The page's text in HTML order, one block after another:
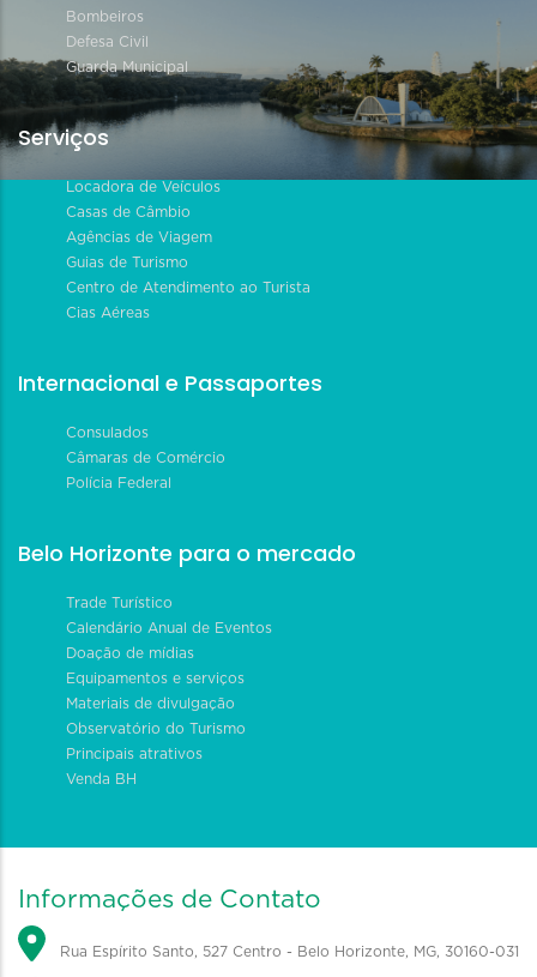
Bombeiros
Defesa Civil
Guarda Municipal
Serviços
Locadora de Veículos
Casas de Câmbio
Agências de Viagem
Guias de Turismo
Centro de Atendimento ao Turista
Cias Aéreas
Internacional e Passaportes
Consulados
Câmaras de Comércio
Polícia Federal
Belo Horizonte para o mercado
Trade Turístico
Calendário Anual de Eventos
Doação de mídias
Equipamentos e serviços
Materiais de divulgação
Observatório do Turismo
Principais atrativos
Venda BH
Informações de Contato
Rua Espírito Santo, 527 Centro - Belo Horizonte, MG, 30160-031